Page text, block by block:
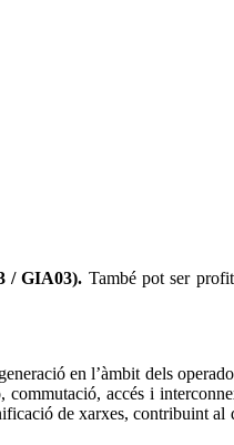
/ GIA03). També pot ser
en l’àmbit dels
accés i
de xarxes, contribuint